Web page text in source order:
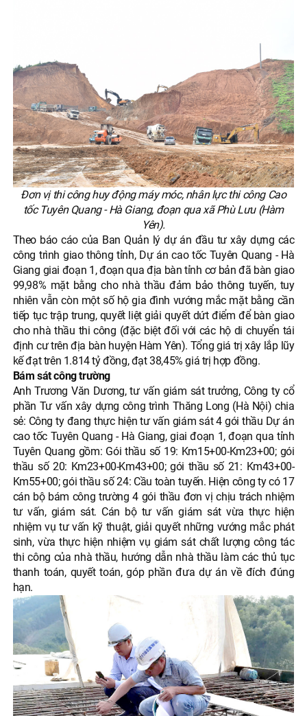
Đơn vị thi công huy động máy móc, nhân lực thi công Cao
tốc Tuyên Quang - Hà Giang, đoạn qua xã Phù Lưu (Hàm
Yên).
Theo báo cáo của Ban Quản lý dự án đầu tư xây dựng các
công trình giao thông tỉnh, Dự án cao tốc Tuyên Quang - Hà
Giang giai đoạn 1, đoạn qua địa bàn tỉnh cơ bản đã bàn giao
99,98% mặt bằng cho nhà thầu đảm bảo thông tuyến, tuy
nhiên vẫn còn một số hộ gia đình vướng mắc mặt bằng cần
tiếp tục trập trung, quyết liệt giải quyết dứt điểm để bàn giao
cho nhà thầu thi công (đặc biệt đối với các hộ di chuyển tái
định cư trên địa bàn huyện Hàm Yên). Tổng giá trị xây lắp lũy
kế đạt trên 1.814 tỷ đồng, đạt 38,45% giá trị hợp đồng.
Bám sát công trường
Anh Trương Văn Dương, tư vấn giám sát trưởng, Công ty cổ
phần Tư vấn xây dựng công trình Thăng Long (Hà Nội) chia
sẻ: Công ty đang thực hiện tư vấn giám sát 4 gói thầu Dự án
cao tốc Tuyên Quang - Hà Giang, giai đoạn 1, đoạn qua tỉnh
Tuyên Quang gồm: Gói thầu số 19: Km15+00-Km23+00; gói
thầu số 20: Km23+00-Km43+00; gói thầu số 21: Km43+00-
Km55+00; gói thầu số 24: Cầu toàn tuyến. Hiện công ty có 17
cán bộ bám công trường 4 gói thầu đơn vị chịu trách nhiệm
tư vấn, giám sát. Cán bộ tư vấn giám sát vừa thực hiện
nhiệm vụ tư vấn kỹ thuật, giải quyết những vướng mắc phát
sinh, vừa thực hiện nhiệm vụ giám sát chất lượng công tác
thi công của nhà thầu, hướng dẫn nhà thầu làm các thủ tục
thanh toán, quyết toán, góp phần đưa dự án về đích đúng
hạn.